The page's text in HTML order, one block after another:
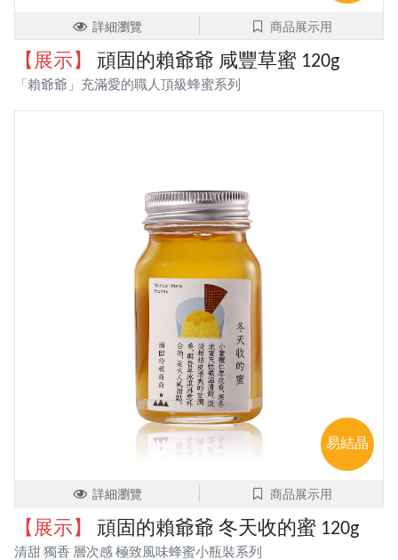
詳細瀏覽 商品展示用
【展示】 頑固的賴爺爺 咸豐草蜜 120g
「賴爺爺」充滿愛的職人頂級蜂蜜系列
易結晶
詳細瀏覽 商品展示用
【展示】 頑固的賴爺爺 冬天收的蜜 120g
清甜 獨香 層次感 極致風味蜂蜜小瓶裝系列